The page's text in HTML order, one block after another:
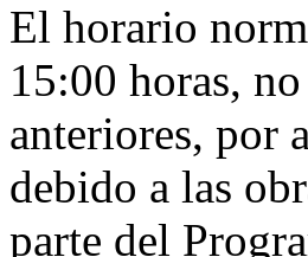
El horario
15:00 horas,
anteriores, por
debido a las
parte del